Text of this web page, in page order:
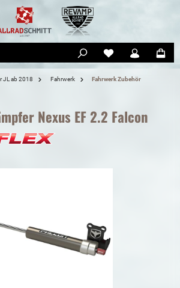
JL ab 2018 Fahrwerk Fahrwerk Zubehör
Nexus EF 2.2 Falcon